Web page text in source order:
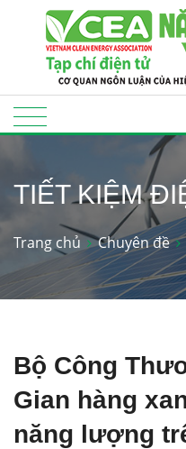
TIẾT KIỆM
Trang chủ Chuyên đề
Bộ Công
Gian hàng
năng lượng